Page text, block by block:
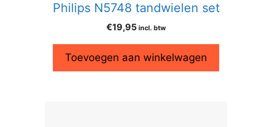
Philips N5748 tandwielen set
€19,95 incl. btw
Toevoegen aan winkelwagen